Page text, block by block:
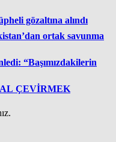
gözaltına alındı
ortak savunma
“Başımızdakilerin
ÇEVİRMEK